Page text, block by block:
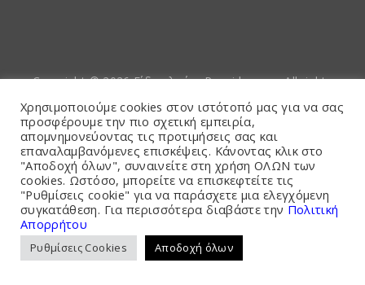
Copyright © 2026Είδη αλιείας Poseidwnn.gr. All rights
reserved. Powered by
PlexusCore
Όροι και Προϋποθέσεις
Χρησιμοποιούμε cookies στον ιστότοπό μας για να σας
προσφέρουμε την πιο σχετική εμπειρία,
απομνημονεύοντας τις προτιμήσεις σας και
επαναλαμβανόμενες επισκέψεις. Κάνοντας κλικ στο
"Αποδοχή όλων", συναινείτε στη χρήση ΟΛΩΝ των
cookies. Ωστόσο, μπορείτε να επισκεφτείτε τις
"Ρυθμίσεις cookie" για να παράσχετε μια ελεγχόμενη
συγκατάθεση. Για περισσότερα διαβάστε την Πολιτική
Απορρήτου
Ρυθμίσεις Cookies Αποδοχή όλων